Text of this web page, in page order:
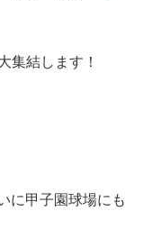
集結します！
に甲子園球場にも